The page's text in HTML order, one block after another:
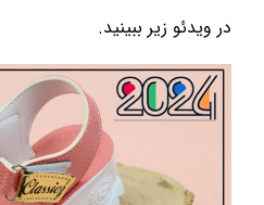
در ویدئو زیر ببینید.